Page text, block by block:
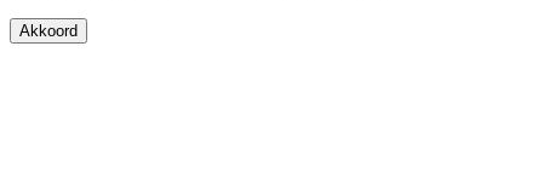
Akkoord